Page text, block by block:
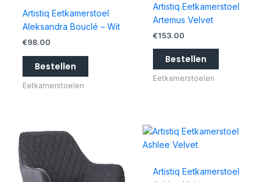
Artistiq Eetkamerstoel
Aleksandra Bouclé – Wit
€98.00
Bestellen
Eetkamerstoelen
Artistiq Eetkamerstoel
Artemus Velvet
€153.00
Bestellen
Eetkamerstoelen
Artistiq Eetkamerstoel